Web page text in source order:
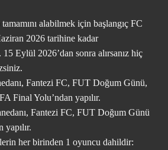
alabilmek için başlangıç FC
2026 tarihine kadar
15 Eylül 2026’dan sonra alırsanız hiç
Fantezi FC, FUT Doğum Günü,
Final Yolu’ndan yapılır.
Fantezi FC, FUT Doğum Günü
yapılır.
her birinden 1 oyuncu dahildir: